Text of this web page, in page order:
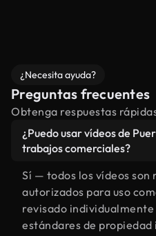
¿Necesita ayuda?
Preguntas frecuentes
Obtenga respuestas
¿Puedo usar vídeos de
trabajos comerciales?
Sí — todos los vídeos
autorizados para uso
revisado
estándares de